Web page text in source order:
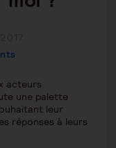
acteurs
une palette
leur
réponses à leurs